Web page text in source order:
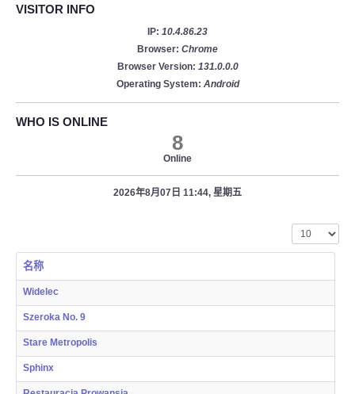
VISITOR INFO
IP: 10.4.86.23
Browser: Chrome
Browser Version: 131.0.0.0
Operating System: Android
WHO IS ONLINE
8
Online
2026年8月07日 11:44, 星期五
每页显示条数
名称
Widelec
Szeroka No. 9
Stare Metropolis
Sphinx